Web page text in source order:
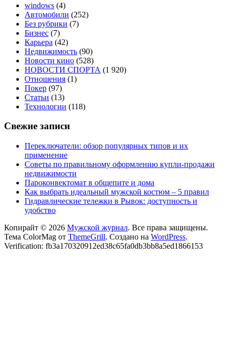
windows (4)
Автомобили (252)
Без рубрики (7)
Бизнес (7)
Карьера (42)
Недвижимость (90)
Новости кино (528)
НОВОСТИ СПОРТА (1 920)
Отношения (1)
Покер (97)
Статьи (13)
Технологии (118)
Свежие записи
Переключатели: обзор популярных типов и их
применение
Советы по правильному оформлению купли-продажи
недвижимости
Пароконвектомат в общепите и дома
Как выбрать идеальный мужской костюм – 5 правил
Гидравлические тележки в Рывок: доступность и
удобство
Копирайт © 2026 Мужской журнал. Все права защищены.
Тема ColorMag от ThemeGrill. Создано на WordPress.
Verification: fb3a170320912ed38c65fa0db3bb8a5ed1866153